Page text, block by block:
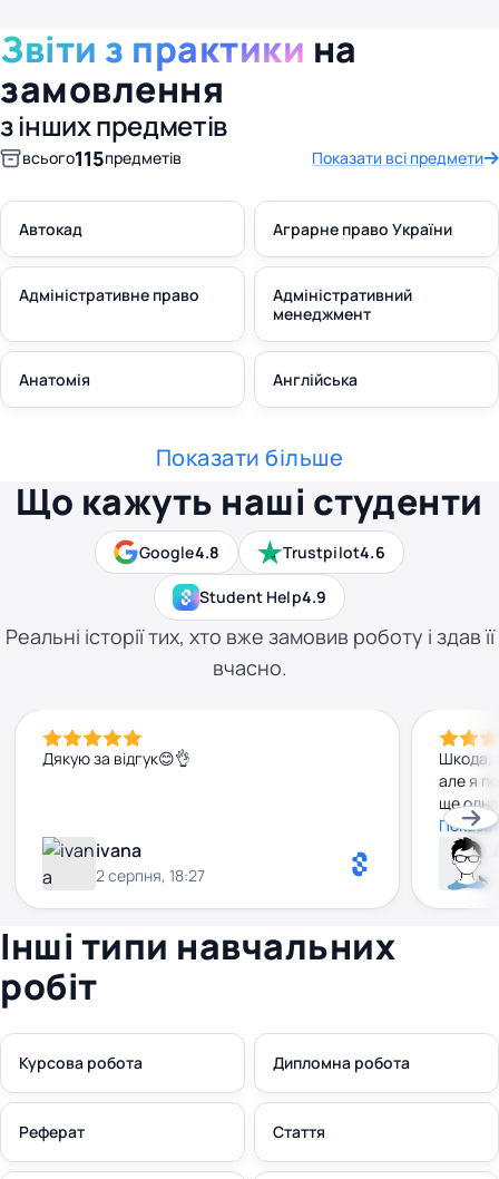
Звіти з практики на
замовлення
з інших предметів
всього115предметів Показати всі предмети
Автокад Аграрне право України
Адміністративне право
Адміністративний
менеджмент
Анатомія Англійська
Показати більше
Google4.8 Trustpilot4.6
Student Help4.9
Що кажуть наші студенти
Реальні історії тих, хто вже замовив роботу і здав її
вчасно.
Дякую за відгук😊👌
ivana
2 серпня, 18:27
Шкода,
але я
ще
Інші типи навчальних
робіт
Курсова робота Дипломна робота
Реферат Стаття